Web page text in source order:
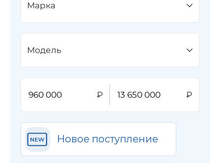
Марка
Модель
Новое поступление